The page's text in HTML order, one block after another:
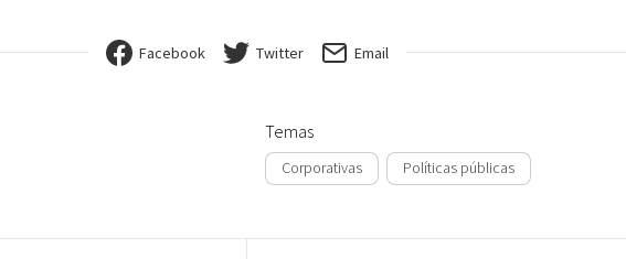
Facebook Twitter Email
Temas
Corporativas Políticas públicas